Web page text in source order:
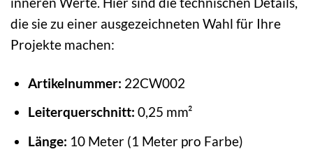
die sie zu einer ausgezeichneten Wahl für Ihre
Projekte machen:
Artikelnummer: 22CW002
Leiterquerschnitt: 0,25 mm²
Länge: 10 Meter (1 Meter pro Farbe)